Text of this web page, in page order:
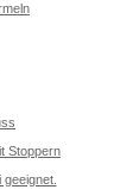
Stoppern